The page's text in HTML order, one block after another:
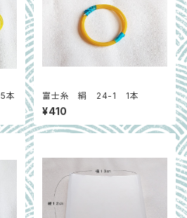
本 富士糸 絹 24-1 1本
¥410